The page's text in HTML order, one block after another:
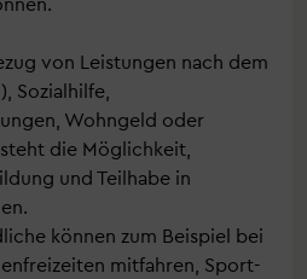
von Leistungen nach dem
Sozialhilfe,
Wohngeld oder
die Möglichkeit,
und Teilhabe in
können zum Beispiel bei
mitfahren, Sport-